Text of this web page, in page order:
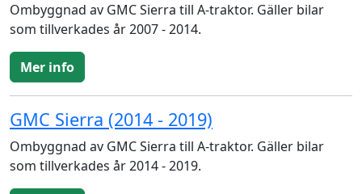
Ombyggnad av GMC Sierra till A-traktor. Gäller bilar
som tillverkades år 2007 - 2014.
Mer info
GMC Sierra (2014 - 2019)
Ombyggnad av GMC Sierra till A-traktor. Gäller bilar
som tillverkades år 2014 - 2019.